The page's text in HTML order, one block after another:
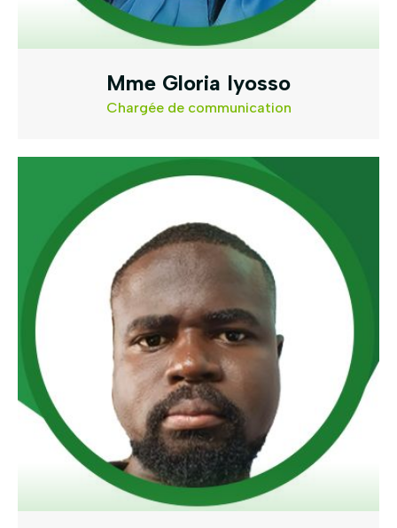
Mme Gloria Iyosso
Chargée de communication